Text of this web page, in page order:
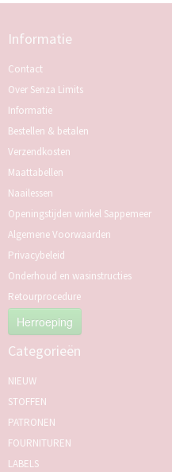
Informatie
Contact
Over Senza Limits
Informatie
Bestellen & betalen
Verzendkosten
Maattabellen
Naailessen
Openingstijden winkel Sappemeer
Algemene Voorwaarden
Privacybeleid
Onderhoud en wasinstructies
Retourprocedure
Herroeping
Categorieën
NIEUW
STOFFEN
PATRONEN
FOURNITUREN
LABELS